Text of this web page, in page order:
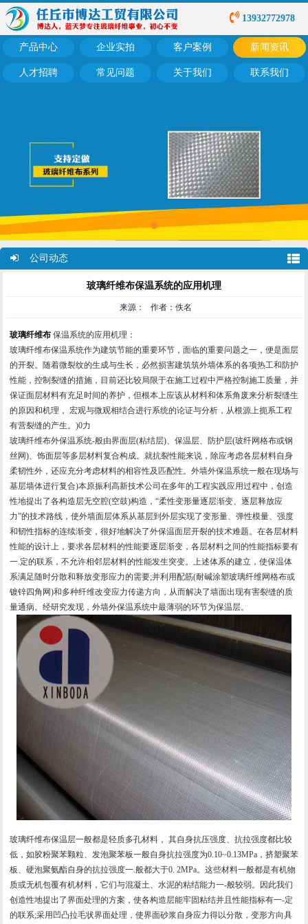
13932772978
产品中心 企业实拍 客户案例 新闻资讯
人才招聘 常见问题 关于我们 联系我们
公司动态
玻璃纤维布保温系统的应用机理
来源： 作者：佚名
玻璃纤维布 保温系统的应用机理：
玻璃纤维布保温系统作为建筑节能的重要环节，面临的重要问题之一，便是面层
的开裂。随着微裂纹的生成与生长，必然损害建筑筑外墙体系的各项热工和防护
性能，控制裂缝的措施，目前还比较局限于在施工过程中严格控制施工质量，并
保证面层材料有充足时间的养护，但根本上应该从材料和体系角废来分析裂缝生
的原因和机理， 宏观与微观相结合进行系统的论证与分析，从根源上扼系工程
有营裂缝的产生。)0力
玻璃纤维布外保温系统-般由界面层(粘结层)、保温层、防护层(玻纤网格布或钢
丝网)、饰面层等多层材料复合构成。就抗裂性能来说，除应考虑各层材料自身
柔韧性外，还应充分考虑材料的相容性及匹配性。外墙外保温系统一般在现场与
基层墙体进行复合)本原振利高新技术公司在多年的工程实践应用过程中，创造
性地提出了各构造层无空腔(空鼓)构造，“柔性变形量逐层渐变、逐层释放应
力”的技术路线，使外墙面层体系从基层到外层实现了变形量、弹性模量、强度
和韧性指标的连续渐变，很好地解决了外保温面层开裂的技术难题。在各层材料
性能的设计上，要求各层材料的性能要逐层渐变，各层材料之间的性能指标要有
一.定的联系，不允许相邻层材料的性能发生突变。上述体系的建立，使保温体
系满足随时分散和释放变形应力的需要;并利用配筋(耐碱涂塑玻璃纤维网格布或
镀锌四角网)和多种纤维改变应力传递方向，从而解决了墙面出现有害裂缝的质
量通病。经研究发现，外墙外保温系统中最薄弱的环节为保温层。
玻璃纤维布保温层一般都是轻质多孔材料， 其自身抗压强度、抗拉强度都比较
低，如胶粉聚苯颗粒、发泡聚苯板一般自身抗拉强度为0.10~0.13MPa，挤塑聚苯
板、硬泡聚氨酯自身的抗拉强度一.般都大于0. 2MPa。这些材料一般都是有机物
质或无机包覆有机材料，它们与混凝土、水泥的粘结能力一-般较弱。因此我们
创造性地提出了界面处理的方案，使各构造层能牢固粘结并且性能指标有一-定
的联系;采用凹凸拉毛状界面处理，使界面砂浆自身应力得以分散，变形方向具